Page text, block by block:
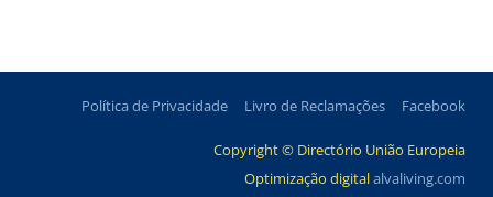
Política de Privacidade Livro de Reclamações Facebook
Copyright © Directório União Europeia
Optimização digitalalvaliving.com